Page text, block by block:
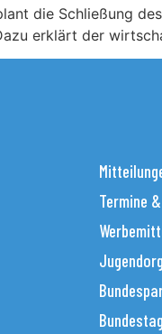
die Schließung
erklärt der
Termine